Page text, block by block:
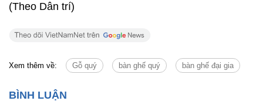
(Theo Dân trí)
Xem thêm về: Gỗ quý bàn ghế quý bàn ghế đại gia